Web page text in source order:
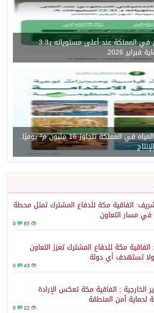
الائتمان المصرفي في المملكة عند أعلى مستوياته بـ3.3
2026
“البيئة”: إمدادات المياه في المملكة تتجاوز 16 مليون م³ يوميًا..
اتفاقية مكة للدفاع المشترك تمثل محطة
مسار التعاون
85
اتفاقية مكة للدفاع المشترك تعزز التعاون
تستهدف أي دولة
43
الخارجية : اتفاقية مكة تعكس الإرادة
لحماية أمن المنطقة
22